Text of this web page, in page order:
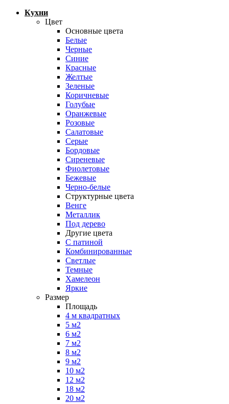
Кухни
Цвет
Основные цвета
Белые
Черные
Синие
Красные
Желтые
Зеленые
Коричневые
Голубые
Оранжевые
Розовые
Салатовые
Серые
Бордовые
Сиреневые
Фиолетовые
Бежевые
Черно-белые
Структурные цвета
Венге
Металлик
Под дерево
Другие цвета
С патиной
Комбинированные
Светлые
Темные
Хамелеон
Яркие
Размер
Площадь
4 м квадратных
5 м2
6 м2
7 м2
8 м2
9 м2
10 м2
12 м2
18 м2
20 м2